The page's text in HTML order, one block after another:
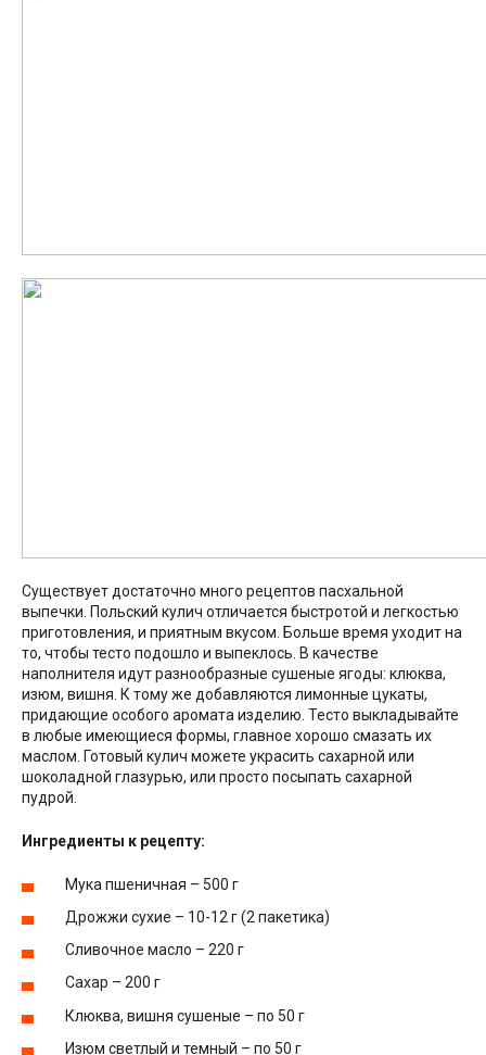
Существует достаточно много рецептов пасхальной
выпечки. Польский кулич отличается быстротой и легкостью
приготовления, и приятным вкусом. Больше время уходит на
то, чтобы тесто подошло и выпеклось. В качестве
наполнителя идут разнообразные сушеные ягоды: клюква,
изюм, вишня. К тому же добавляются лимонные цукаты,
придающие особого аромата изделию. Тесто выкладывайте
в любые имеющиеся формы, главное хорошо смазать их
маслом. Готовый кулич можете украсить сахарной или
шоколадной глазурью, или просто посыпать сахарной
пудрой.
Ингредиенты к рецепту:
Мука пшеничная – 500 г
Дрожжи сухие – 10-12 г (2 пакетика)
Сливочное масло – 220 г
Сахар – 200 г
Клюква, вишня сушеные – по 50 г
Изюм светлый и темный – по 50 г